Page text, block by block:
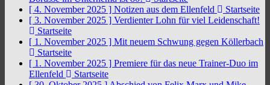
[ 4. November 2025 ] Notizen aus dem Ellenfeld
Startseite
[ 3. November 2025 ] Verdienter Lohn für viel Leidenschaft!
Startseite
[ 1. November 2025 ] Mit neuem Schwung gegen Köllerbach
Startseite
[ 1. November 2025 ] Premiere für das neue Trainer-Duo im
Ellenfeld
Startseite